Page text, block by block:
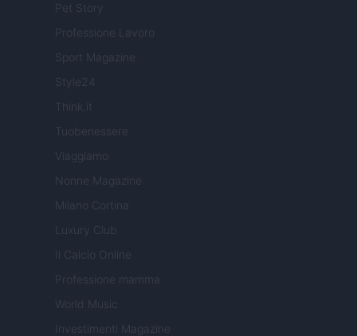
Pet Story
Professione Lavoro
Sport Magazine
Style24
Think.it
Tuobenessere
Viaggiamo
Nonne Magazine
Milano Cortina
Luxury Club
Il Calcio Online
Professione mamma
World Music
Investimenti Magazine